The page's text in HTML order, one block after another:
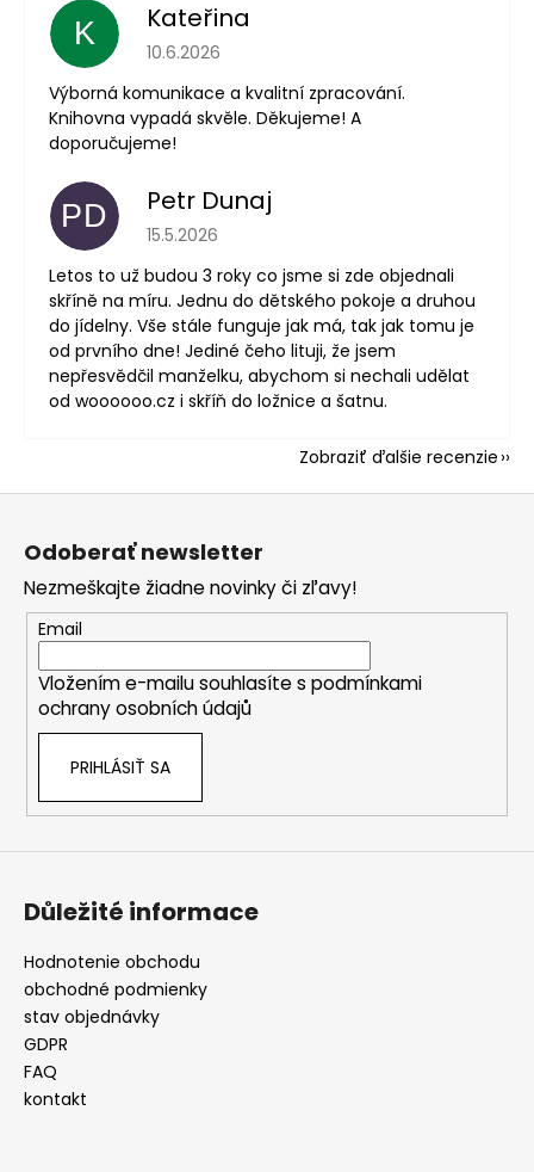
K Kateřina
Hodnotenie obchodu je 5 z 5 hviezdičiek.
10.6.2026
Výborná komunikace a kvalitní zpracování.
Knihovna vypadá skvěle. Děkujeme! A
doporučujeme!
PD Petr Dunaj
Hodnotenie obchodu je 5 z 5 hviezdičiek.
15.5.2026
Letos to už budou 3 roky co jsme si zde objednali
skříně na míru. Jednu do dětského pokoje a druhou
do jídelny. Vše stále funguje jak má, tak jak tomu je
od prvního dne! Jediné čeho lituji, že jsem
nepřesvědčil manželku, abychom si nechali udělat
od woooooo.cz i skříň do ložnice a šatnu.
Zobraziť ďalšie recenzie
Z
Odoberať newsletter
Nezmeškajte žiadne novinky či zľavy!
Email
Vložením e-mailu souhlasíte s podmínkami
ochrany osobních údajů
PRIHLÁSIŤ SA
Důležité informace
Hodnotenie obchodu
obchodné podmienky
stav objednávky
GDPR
FAQ
kontakt